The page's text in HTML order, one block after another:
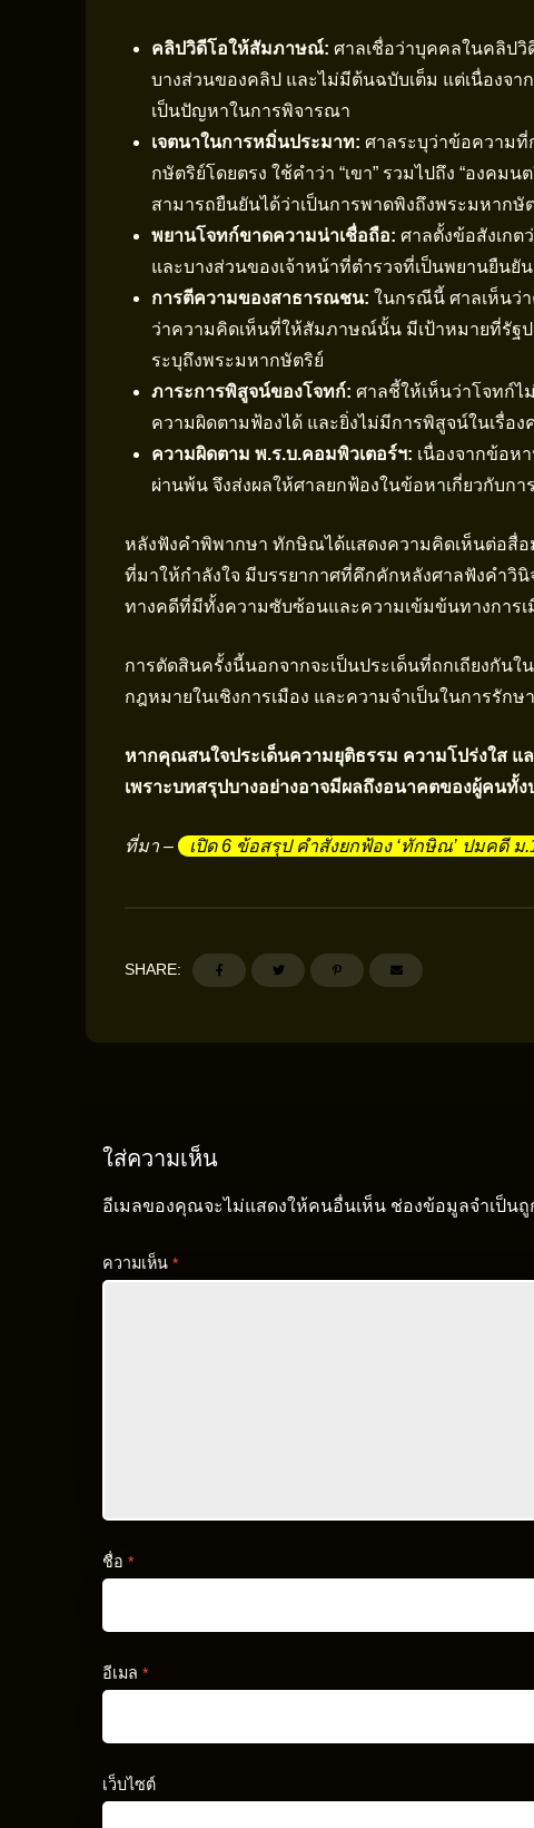
คลิปวิดีโอให้สัมภาษณ์: ศาลเชื่อว่าบุคคลในคลิป
บางส่วนของคลิป และไม่มีต้นฉบับเต็ม แต่เนื่องจ
เป็นปัญหาในการพิจารณา
เจตนาในการหมิ่นประมาท: ศาลระบุว่าข้อความ
กษัตริย์โดยตรง ใช้คำว่า “เขา” รวมไปถึง “องคมน
สามารถยืนยันได้ว่าเป็นการพาดพิงถึงพระมหากษั
พยานโจทก์ขาดความน่าเชื่อถือ: ศาลตั้งข้อสังเกต
และบางส่วนของเจ้าหน้าที่ตำรวจที่เป็นพยานยืนยั
การตีความของสาธารณชน: ในกรณีนี้ ศาลเห็นว่า
ว่าความคิดเห็นที่ให้สัมภาษณ์นั้น มีเป้าหมายที่รัฐ
ระบุถึงพระมหากษัตริย์
ภาระการพิสูจน์ของโจทก์: ศาลชี้ให้เห็นว่าโจทก์
ความผิดตามฟ้องได้ และยิ่งไม่มีการพิสูจน์ในเรื่อ
ความผิดตาม พ.ร.บ.คอมพิวเตอร์ฯ: เนื่องจากข้อห
ผ่านพ้น จึงส่งผลให้ศาลยกฟ้องในข้อหาเกี่ยวกับก
หลังฟังคำพิพากษา ทักษิณได้แสดงความคิดเห็นต่อสื่
ที่มาให้กำลังใจ มีบรรยากาศที่คึกคักหลังศาลฟังคำวิ
ทางคดีที่มีทั้งความซับซ้อนและความเข้มข้นทางการเ
การตัดสินครั้งนี้นอกจากจะเป็นประเด็นที่ถกเถียงกัน
กฎหมายในเชิงการเมือง และความจำเป็นในการรั
หากคุณสนใจประเด็นความยุติธรรม ความโปร่งใส
เพราะบทสรุปบางอย่างอาจมีผลถึงอนาคตของผู้คนทั้ง
ที่มา – เปิด 6 ข้อสรุป คำสั่งยกฟ้อง ‘ทักษิณ’ ปมคดี ม
SHARE:
ใส่ความเห็น
อีเมลของคุณจะไม่แสดงให้คนอื่นเห็น ช่องข้อมูลจำเป็นถู
ความเห็น *
ชื่อ *
อีเมล *
เว็บไซต์